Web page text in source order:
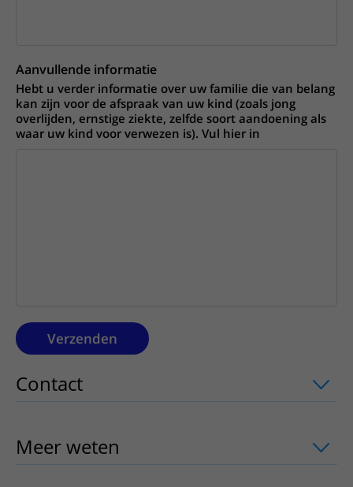
Aanvullende informatie
Hebt u verder informatie over uw familie die van belang
kan zijn voor de afspraak van uw kind (zoals jong
overlijden, ernstige ziekte, zelfde soort aandoening als
waar uw kind voor verwezen is). Vul hier in
Verzenden
Contact uitklapper, klik om te openen
Meer weten uitklapper, klik om te